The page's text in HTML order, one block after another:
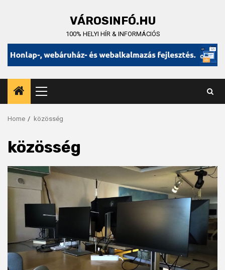
VÁROSINFÓ.HU
100% HELYI HÍR & INFORMÁCIÓS
Primary
Menu
Home közösség
közösség